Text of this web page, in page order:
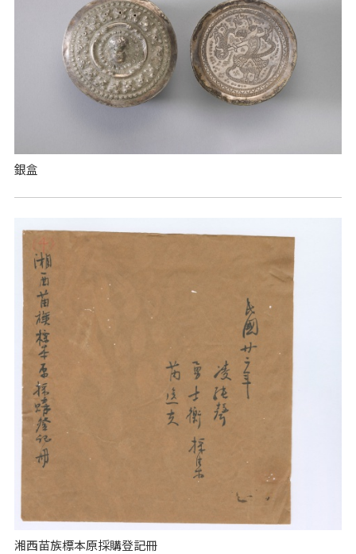
銀盒
湘西苗族標本原採購登記冊